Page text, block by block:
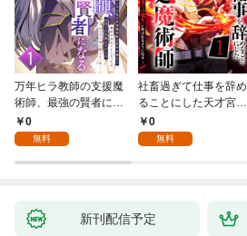
万年ヒラ教師の支援魔
術師、最強の賢者にな
る～不人気の支援魔術
師は給料泥棒だと魔術
が、出世した元教え子
0
無料
社畜過ぎて仕事を辞め
ることにした天才宮廷
魔術師～辺境の地でス
ローライフを夢見る
0
無料
新刊配信予定